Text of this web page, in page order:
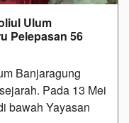
Ulum
Pelepasan 56
Banjaragung
Pada 13 Mei
bawah Yayasan